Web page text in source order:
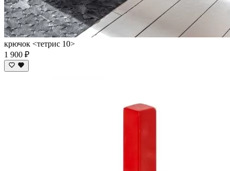
крючок <тетрис 10>
1 900 ₽